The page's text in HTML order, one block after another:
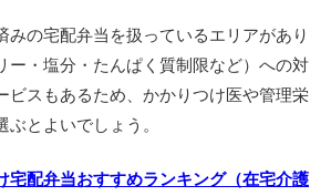
みの宅配弁当を扱っているエリアがあり
ー・塩分・たんぱく質制限など）への対
ビスもあるため、かかりつけ医や管理栄
とよいでしょう。
宅配弁当おすすめランキング（在宅介護